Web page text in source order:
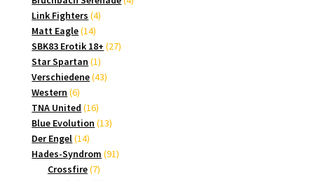
Link Fighters 44
Matt Eagle 1414
Produkte
SBK83 Erotik 18+ 2727
Star Spartan 11
Produkt
Verschiedene 4343
Western 66
Produkte
TNA United 1616
Produkte
Blue Evolution 1313
Der Engel 1414
Produkte
Hades-Syndrom 9191
Crossfire 77